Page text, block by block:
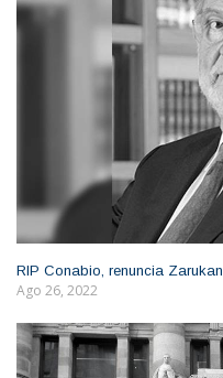
RIP Conabio, renuncia Zarukan
Ago 26, 2022